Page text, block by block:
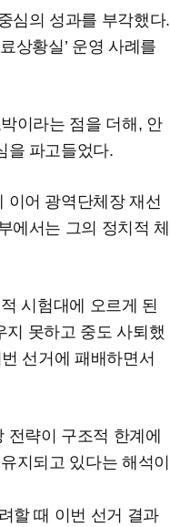
심의 성과를 부각했다.
상황실’ 운영 사례를
이라는 점을 더해, 안
을 파고들었다.
이어 광역단체장 재선
에서는 그의 정치적 체
시험대에 오르게 된
지 못하고 중도 사퇴했
선거에 패배하면서
전략이 구조적 한계에
지되고 있다는 해석이
할 때 이번 선거 결과